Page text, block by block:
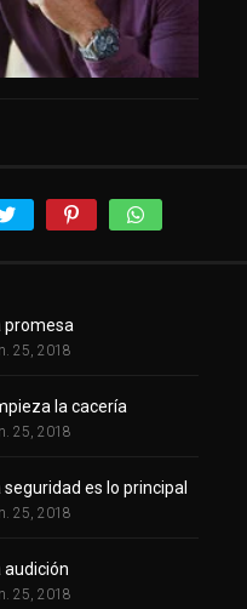
promesa
25, 2018
la cacería
25, 2018
seguridad es lo principal
25, 2018
audición
25, 2018